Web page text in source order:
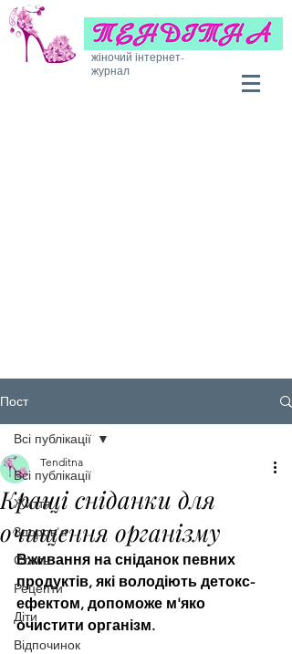
жіночий інтернет-
журнал
Пост
Всі публікації
Життя
Здоров'я
Стиль
Рецепти
Діти
Відпочинок
Всі публікації
Кращі сніданки для
очищення організму
Tenditna
Вживання на сніданок певних
продуктів, які володіють детокс-
ефектом, допоможе м'яко
очистити організм.